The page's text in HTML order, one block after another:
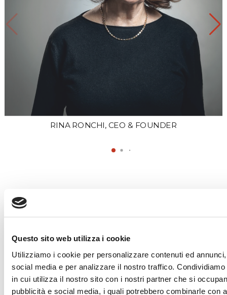
Questo sito web utilizza i cookie
Utilizziamo i cookie per personalizzare contenuti ed
social media e per analizzare il nostro traffico.
in cui utilizza il nostro sito con i nostri partner che si
pubblicità e social media, i quali potrebbero combinarle con
RINA RONCHI, CEO & FOUNDER
People
Brands are made of people and so are agencies. So
in this description, but now we really have to use it.
None of us, at Caleidos, is confined to a single set of
skills, each of us has developed interdisciplinary